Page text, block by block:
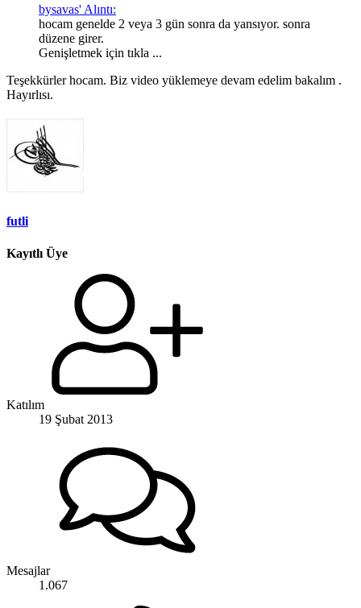
bysavas' Alıntı:
hocam genelde 2 veya 3 gün sonra da yansıyor. sonra
düzene girer.
Genişletmek için tıkla ...
Teşekkürler hocam. Biz video yüklemeye devam edelim bakalım .
Hayırlısı.
futli
Kayıtlı Üye
Katılım
19 Şubat 2013
Mesajlar
1.067